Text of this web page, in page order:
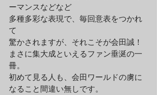
ーマンスなどなど
多種多彩な表現で、毎回意表をつかれ
て
驚かされますが、それこそが会田誠！
まさに集大成といえるファン垂涎の一
冊。
初めて見る人も、会田ワールドの虜に
なること間違い無しです。